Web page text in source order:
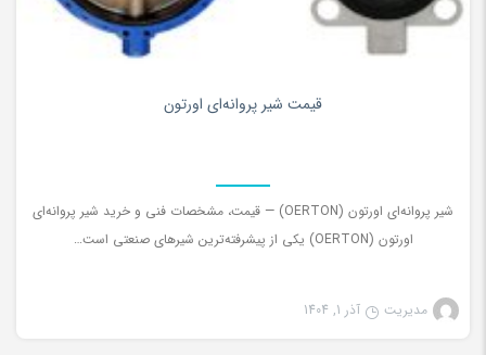
قیمت شیر پروانه‌ای اورتون
شیر پروانه‌ای اورتون (OERTON) — قیمت، مشخصات فنی و خرید شیر پروانه‌ای
اورتون (OERTON) یکی از پیشرفته‌ترین شیرهای صنعتی است…
مدیریت آذر 1, 1404